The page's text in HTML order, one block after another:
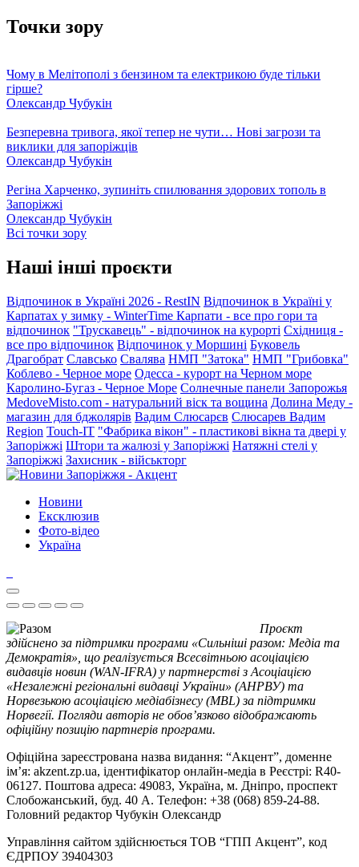
Точки зору
Чому в Мелітополі з бензином та електрикою буде тільки
гірше?
Олександр Чубукін
Безперевна тривога, якої тепер не чути… Нові загрози та
виклики для запоріжців
Олександр Чубукін
Регіна Харченко, зупиніть спилювання здорових тополь в
Запоріжжі
Олександр Чубукін
Всі точки зору
Наші інші проєкти
Відпочинок в Україні 2026 - RestIN Відпочинок в Україні у
Карпатах у зимку - WinterTime Карпати - все про гори та
відпочинок "Трускавець" - відпочинок на курорті Східниця -
все про відпочинок Відпочинок у Моршині Буковель
Драгобрат Славсько Свалява НМП "Затока" НМП "Грибовка"
Коблево - Черное море Одесса - курорт на Черном море
Каролино-Бугаз - Черное Море Солнечные панели Запорожья
MedoveMisto.com - натуральний віск та вощина Долина Меду -
магазин для бджолярів Вадим Слюсарєв Слюсарев Вадим
Region Touch-IT "Фабрика вікон" - пластикові вікна та двері у
Запоріжжі Штори та жалюзі у Запоріжжі Натяжні стелі у
Запоріжжі Захисник - військторг
Новини
Ексклюзив
Фото-відео
Україна
Проєкт
здійснено за підтримки програми «Сильніші разом: Медіа та
Демократія», що реалізується Всесвітньою асоціацією
видавців новин (WAN-IFRA) у партнерстві з Асоціацією
«Незалежні регіональні видавці України» (АНРВУ) та
Норвезькою асоціацією медіабізнесу (MBL) за підтримки
Норвегії. Погляди авторів не обов’язково відображають
офіційну позицію партнерів програми.
Офіційна зареєстрована назва видання: “Акцент”, доменне
ім’я: akzent.zp.ua, ідентифікатор онлайн-медіа в Реєстрі: R40-
06127. Поштова адреса: 49083, Україна, м. Дніпро, проспект
Слобожанський, буд. 40 А. Телефон: +38 (068) 859-24-88.
Головний редактор Чубукін Олександр
Управління сайтом здійснюється ТОВ “ГПП Акцент”, код
ЄДРПОУ 39404303